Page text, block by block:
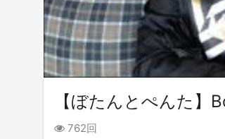
【ぼたんとぺんた】
762回